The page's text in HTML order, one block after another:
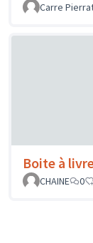
Carre
Boite à
CHAINE
0